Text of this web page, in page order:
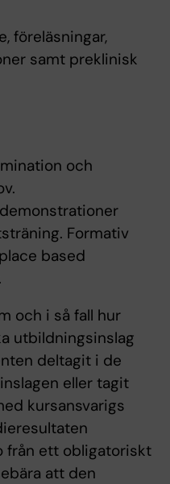
föreläsningar,
samt preklinisk
och
Formativ
based
och i så fall hur
utbildningsinslag
deltagit i de
eller tagit
kursansvarigs
från ett obligatoriskt
att den